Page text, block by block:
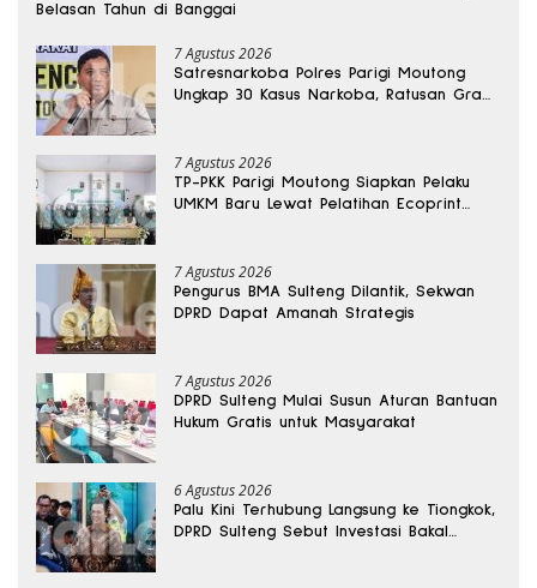
Belasan Tahun di Banggai
7 Agustus 2026
Satresnarkoba Polres Parigi Moutong
Ungkap 30 Kasus Narkoba, Ratusan Gram
7 Agustus 2026
TP-PKK Parigi Moutong Siapkan Pelaku
UMKM Baru Lewat Pelatihan Ecoprint
7 Agustus 2026
Pengurus BMA Sulteng Dilantik, Sekwan
DPRD Dapat Amanah Strategis
7 Agustus 2026
DPRD Sulteng Mulai Susun Aturan Bantuan
Hukum Gratis untuk Masyarakat
6 Agustus 2026
Palu Kini Terhubung Langsung ke Tiongkok,
DPRD Sulteng Sebut Investasi Bakal